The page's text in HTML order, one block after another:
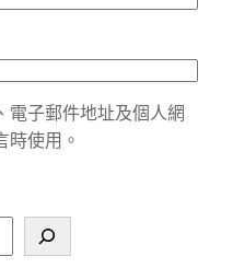
電子郵件地址及個人網
時使用。